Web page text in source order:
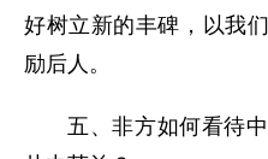
好树立新的丰碑，以我
励后人。
五、非方如何看待